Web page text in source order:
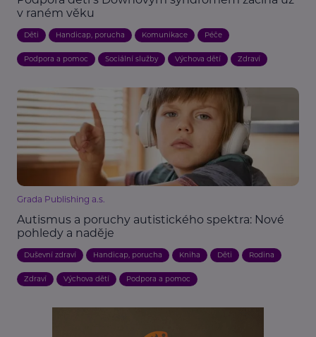
v raném věku
Děti Handicap, porucha Komunikace Péče
Podpora a pomoc Sociální služby Výchova dětí Zdraví
Grada Publishing a.s.
Autismus a poruchy autistického spektra: Nové
pohledy a naděje
Duševní zdraví Handicap, porucha Kniha Děti Rodina
Zdraví Výchova dětí Podpora a pomoc